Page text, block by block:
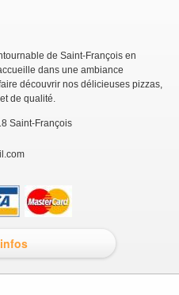
de Saint-François en
dans une ambiance
découvrir nos délicieuses pizzas,
de qualité.
Saint-François